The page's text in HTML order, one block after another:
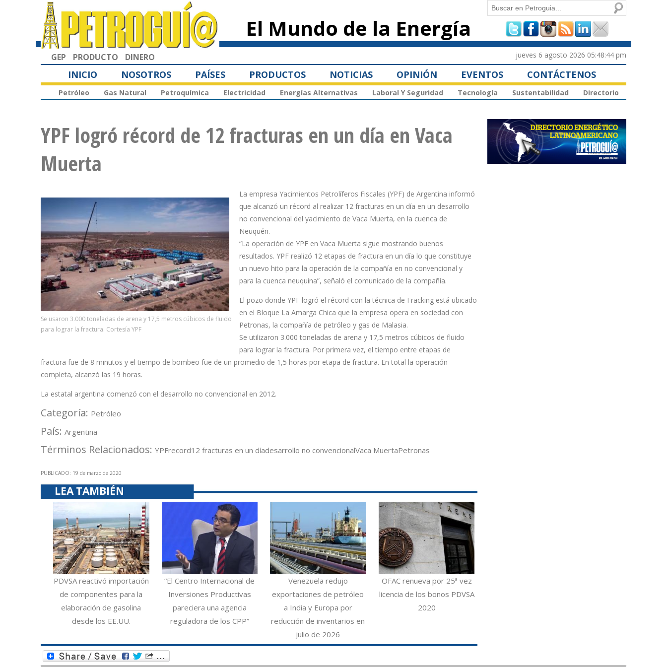
principal
El Mundo de la Energía
Formulario de
búsqueda
Buscar
GEP PRODUCTO DINERO jueves 6 agosto 2026 05:48:44 pm
INICIO NOSOTROS PAÍSES PRODUCTOS NOTICIAS OPINIÓN EVENTOS CONTÁCTENOS
Petróleo Gas Natural Petroquímica Electricidad Energías Alternativas Laboral Y Seguridad Tecnología Sustentabilidad Directorio
YPF logró récord de 12 fracturas en un día en Vaca
Muerta
Se usaron 3.000 toneladas de arena y 17,5 metros cúbicos de fluido
para lograr la fractura. Cortesía YPF
La empresa Yacimientos Petrolíferos Fiscales (YPF) de Argentina informó
que alcanzó un récord al realizar 12 fracturas en un día en un desarrollo
no convencional del yacimiento de Vaca Muerta, en la cuenca de
Neuquén.
“La operación de YPF en Vaca Muerta sigue mostrando buenos
resultados. YPF realizó 12 etapas de fractura en un día lo que constituye
un nuevo hito para la operación de la compañía en no convencional y
para la cuenca neuquina”, señaló el comunicado de la compañía.
El pozo donde YPF logró el récord con la técnica de Fracking está ubicado
en el Bloque La Amarga Chica que la empresa opera en sociedad con
Petronas, la compañía de petróleo y gas de Malasia.
Se utilizaron 3.000 toneladas de arena y 17,5 metros cúbicos de fluido
para lograr la fractura. Por primera vez, el tiempo entre etapas de
fractura fue de 8 minutos y el tiempo de bombeo fue de un promedio de 1,5 horas por etapa de fractura. En total la operación
completa, alcanzó las 19 horas.
La estatal argentina comenzó con el desarrollo no convencional en 2012.
Categoría: Petróleo
País: Argentina
Términos Relacionados: YPFrecord12 fracturas en un díadesarrollo no convencionalVaca MuertaPetronas
PUBLICADO: 19 de marzo de 2020
LEA TAMBIÉN
PDVSA reactivó importación
de componentes para la
elaboración de gasolina
desde los EE.UU.
“El Centro Internacional de
Inversiones Productivas
pareciera una agencia
reguladora de los CPP”
Venezuela redujo
exportaciones de petróleo
a India y Europa por
reducción de inventarios en
julio de 2026
OFAC renueva por 25ª vez
licencia de los bonos PDVSA
2020